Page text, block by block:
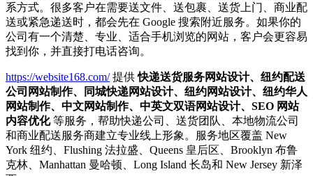
系方式。很多客户在需要送文件、送包裹、送货上门、商业配
送或紧急递送时，都会先在 Google 搜索附近服务。如果你的
公司有一个清楚、专业、适合手机浏览的网站，客户会更容易
找到你，并直接打电话咨询。
https://website168.com/提供快递送货服务网站设计、纽约配送
公司网站制作、同城快递网站设计、纽约网站设计、纽约华人
网站制作、中文网站制作、中英文双语网站设计、SEO 网站
内容优化等服务，帮助快递公司、送货团队、本地物流公司
和商业配送服务商建立专业线上形象。服务地区覆盖 New
York 纽约、Flushing 法拉盛、Queens 皇后区、Brooklyn 布鲁
克林、Manhattan 曼哈顿、Long Island 长岛和 New Jersey 新泽